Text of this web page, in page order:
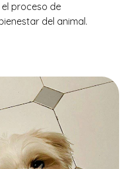
proceso de
del animal.